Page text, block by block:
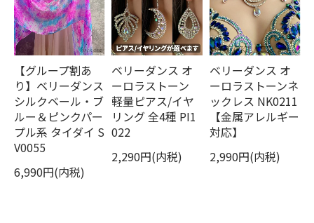
【グループ割あ
り】ベリーダンス
シルクベール・ブ
ルー＆ピンクパー
プル系 タイダイ S
V0055
6,990円(内税)
ベリーダンス オ
ーロラストーン
軽量ピアス/イヤ
リング 全4種 PI1
022
2,290円(内税)
ベリーダンス オ
ーロラストーンネ
ックレス NK0211
【金属アレルギー
対応】
2,990円(内税)